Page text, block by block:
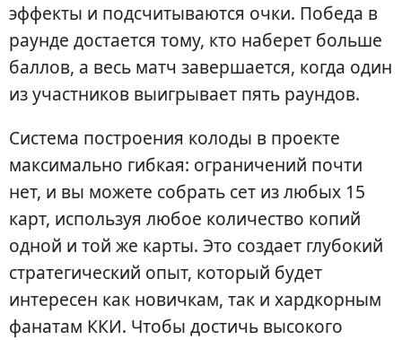
эффекты и подсчитываются очки. Победа в
раунде достается тому, кто наберет больше
баллов, а весь матч завершается, когда один
из участников выигрывает пять раундов.
Система построения колоды в проекте
максимально гибкая: ограничений почти
нет, и вы можете собрать сет из любых 15
карт, используя любое количество копий
одной и той же карты. Это создает глубокий
стратегический опыт, который будет
интересен как новичкам, так и хардкорным
фанатам ККИ. Чтобы достичь высокого